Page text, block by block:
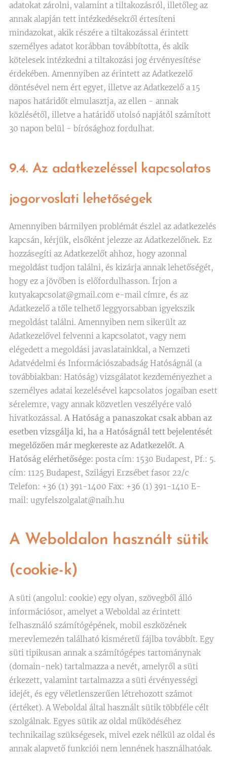
adatokat zárolni, valamint a tiltakozásról, illetőleg az
annak alapján tett intézkedésekről értesíteni
mindazokat, akik részére a tiltakozással érintett
személyes adatot korábban továbbította, és akik
kötelesek intézkedni a tiltakozási jog érvényesítése
érdekében. Amennyiben az érintett az Adatkezelő
döntésével nem ért egyet, illetve az Adatkezelő a 15
napos határidőt elmulasztja, az ellen - annak
közlésétől, illetve a határidő utolsó napjától számított
30 napon belül - bírósághoz fordulhat.
9.4. Az adatkezeléssel kapcsolatos
jogorvoslati lehetőségek
Amennyiben bármilyen problémát észlel az adatkezelés
kapcsán, kérjük, elsőként jelezze az Adatkezelőnek. Ez
hozzásegíti az Adatkezelőt ahhoz, hogy azonnal
megoldást tudjon találni, és kizárja annak lehetőségét,
hogy ez a jövőben is előfordulhasson. Írjon a
kutyakapcsolat@gmail.com e-mail címre, és az
Adatkezelő a tőle telhető leggyorsabban igyekszik
megoldást találni. Amennyiben nem sikerült az
Adatkezelővel felvenni a kapcsolatot, vagy nem
elégedett a megoldási javaslatainkkal, a Nemzeti
Adatvédelmi és Információszabadság Hatóságnál (a
továbbiakban: Hatóság) vizsgálatot kezdeményezhet a
személyes adatai kezelésével kapcsolatos jogaiban esett
sérelemre, vagy annak közvetlen veszélyére való
hivatkozással. A Hatóság a panaszokat csak abban az
esetben vizsgálja ki, ha a Hatóságnál tett bejelentését
megelőzően már megkereste az Adatkezelőt. A
Hatóság elérhetősége: posta cím: 1530 Budapest, Pf.: 5.
cím: 1125 Budapest, Szilágyi Erzsébet fasor 22/c
Telefon: +36 (1) 391-1400 Fax: +36 (1) 391-1410 E-
mail: ugyfelszolgalat@naih.hu
A Weboldalon használt sütik
(cookie-k)
A süti (angolul: cookie) egy olyan, szövegből álló
információsor, amelyet a Weboldal az érintett
felhasználó számítógépének, mobil eszközének
merevlemezén található kisméretű fájlba továbbít. Egy
süti tipikusan annak a számítógépes tartománynak
(domain-nek) tartalmazza a nevét, amelyről a süti
érkezett, valamint tartalmazza a süti érvényességi
idejét, és egy véletlenszerűen létrehozott számot
(értéket). A Weboldal által használt sütik többféle célt
szolgálnak. Egyes sütik az oldal működéséhez
technikailag szükségesek, mivel ezek nélkül az oldal és
annak alapvető funkciói nem lennének használhatóak.